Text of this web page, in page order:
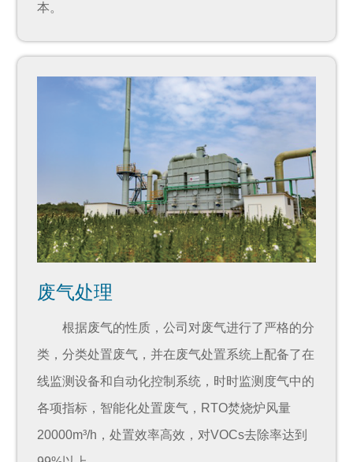
本。
废气处理
根据废气的性质，公司对废气进行了严格的分
类，分类处置废气，并在废气处置系统上配备了在
线监测设备和自动化控制系统，时时监测度气中的
各项指标，智能化处置废气，RTO焚烧炉风量
20000m³/h，处置效率高效，对VOCs去除率达到